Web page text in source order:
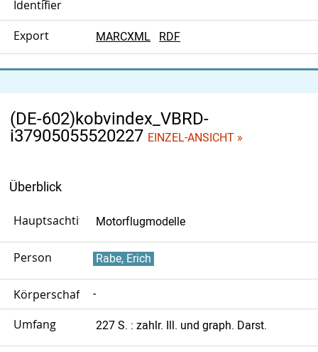
Identifier
Export MARCXML RDF
(DE-602)kobvindex_VBRD-
i37905055520227 EINZEL-ANSICHT »
Überblick
Hauptsachtitel Motorflugmodelle
Person Rabe, Erich
Körperschaft -
Umfang 227 S. : zahlr. Ill. und graph. Darst.